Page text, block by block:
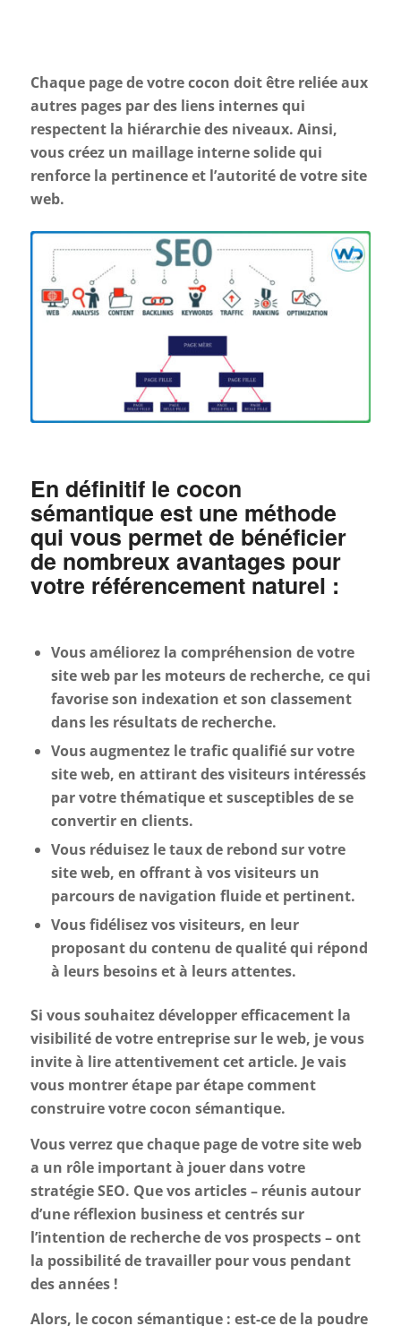
Chaque page de votre cocon doit être reliée aux
autres pages par des liens internes qui
respectent la hiérarchie des niveaux. Ainsi,
vous créez un maillage interne solide qui
renforce la pertinence et l’autorité de votre site
web.
En définitif le cocon
sémantique est une méthode
qui vous permet de bénéficier
de nombreux avantages pour
votre référencement naturel :
Vous améliorez la compréhension de votre
site web par les moteurs de recherche, ce qui
favorise son indexation et son classement
dans les résultats de recherche.
Vous augmentez le trafic qualifié sur votre
site web, en attirant des visiteurs intéressés
par votre thématique et susceptibles de se
convertir en clients.
Vous réduisez le taux de rebond sur votre
site web, en offrant à vos visiteurs un
parcours de navigation fluide et pertinent.
Vous fidélisez vos visiteurs, en leur
proposant du contenu de qualité qui répond
à leurs besoins et à leurs attentes.
Si vous souhaitez développer efficacement la
visibilité de votre entreprise sur le web, je vous
invite à lire attentivement cet article. Je vais
vous montrer étape par étape comment
construire votre cocon sémantique.
Vous verrez que chaque page de votre site web
a un rôle important à jouer dans votre
stratégie SEO. Que vos articles – réunis autour
d’une réflexion business et centrés sur
l’intention de recherche de vos prospects – ont
la possibilité de travailler pour vous pendant
des années !
Alors, le cocon sémantique : est-ce de la poudre